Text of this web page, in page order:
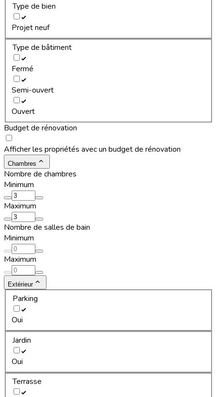
Type de bien
Projet neuf
Type de bâtiment
Fermé
Semi-ouvert
Ouvert
Budget de rénovation
Afficher les propriétés avec un budget de rénovation
Chambres
Nombre de chambres
Minimum
Maximum
Nombre de salles de bain
Minimum
Maximum
Extérieur
Parking
Oui
Jardin
Oui
Terrasse